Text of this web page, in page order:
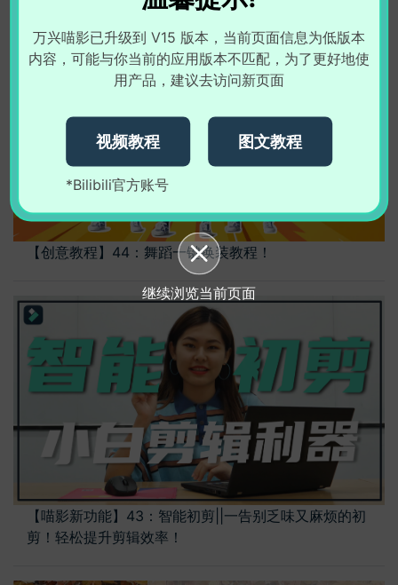
【创意教程】44：舞蹈一键换装教程！
【喵影新功能】43：智能初剪||一告别乏味又麻烦的初
剪！轻松提升剪辑效率！
万兴喵影已升级到 V15 版本，当前页面信息为低版本
内容，可能与你当前的应用版本不匹配，为了更好地使
用产品，建议去访问新页面
视频教程
*Bilibili官方账号
图文教程
继续浏览当前页面